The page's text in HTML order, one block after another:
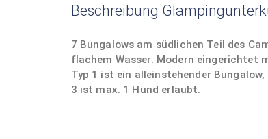
Beschreibung
7 Bungalows am südlichen Teil des
flachem Wasser. Modern eingerichtet
Typ 1 ist ein alleinstehender
3 ist max. 1 Hund erlaubt.